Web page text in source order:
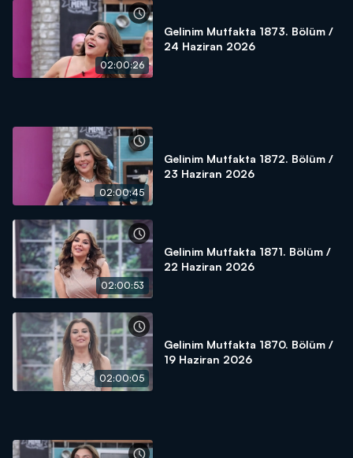
02:00:26
Gelinim Mutfakta 1873. Bölüm /
24 Haziran 2026
02:00:45
Gelinim Mutfakta 1872. Bölüm /
23 Haziran 2026
02:00:53
Gelinim Mutfakta 1871. Bölüm /
22 Haziran 2026
02:00:05
Gelinim Mutfakta 1870. Bölüm /
19 Haziran 2026